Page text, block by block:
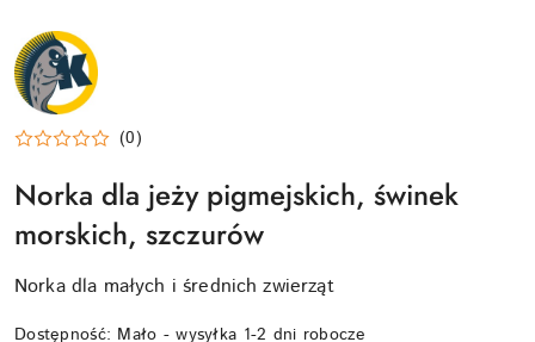
NAZWA
PRODUCENTA:
KRAINA
TUPTUSIA
(0)
Norka dla jeży pigmejskich, świnek
morskich, szczurów
Norka dla małych i średnich zwierząt
Dostępność: Mało - wysyłka 1-2 dni robocze